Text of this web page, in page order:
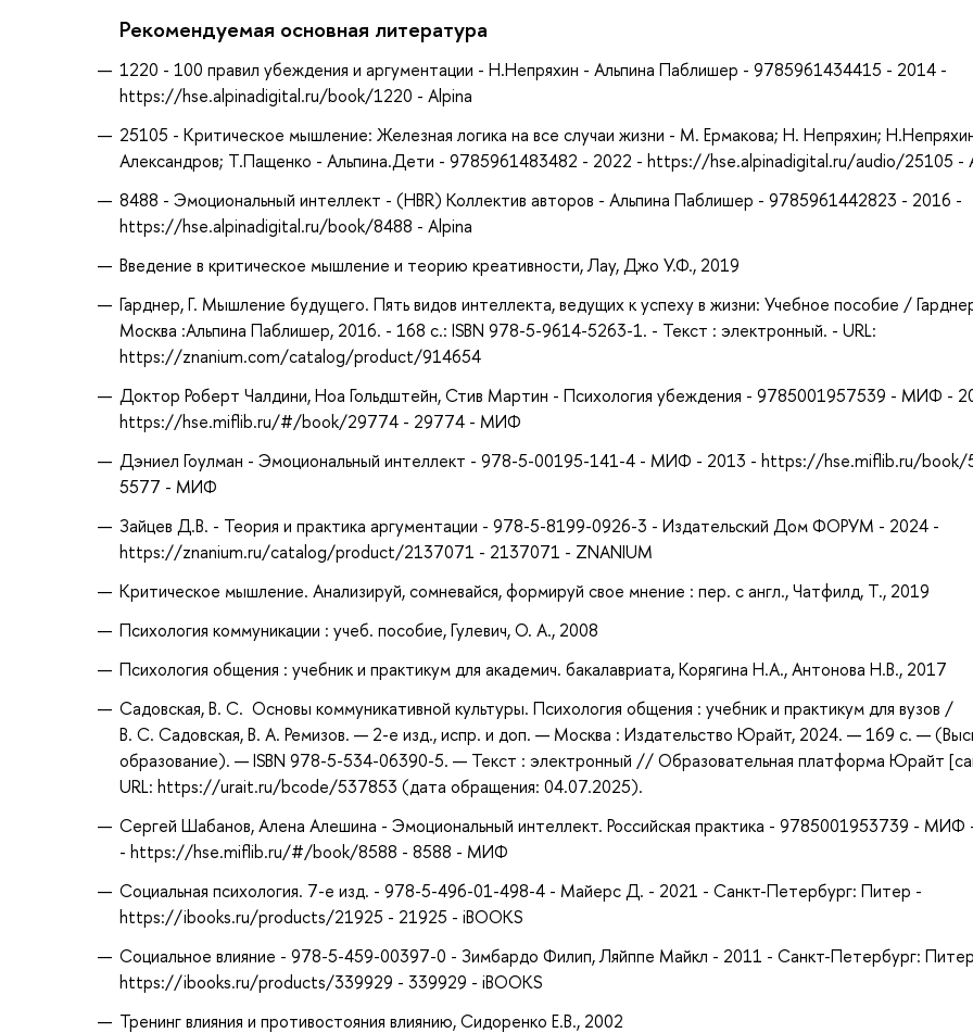
Рекомендуемая основная литература
1220 - 100 правил убеждения и аргументации - Н.Непряхин - Альпина Паблишер - 9785961434415 - 2014 -
https://hse.alpinadigital.ru/book/1220 - Alpina
25105 - Критическое мышление: Железная логика на все случаи жизни - М. Ермакова; Н. Непряхин;
Александров; Т.Пащенко - Альпина.Дети - 9785961483482 - 2022 - https://hse.alpinadigital.ru/audio/25105 -
8488 - Эмоциональный интеллект - (HBR) Коллектив авторов - Альпина Паблишер - 9785961442823 - 2016 -
https://hse.alpinadigital.ru/book/8488 - Alpina
Введение в критическое мышление и теорию креативности, Лау, Джо У.Ф., 2019
Гарднер, Г. Мышление будущего. Пять видов интеллекта, ведущих к успеху в жизни: Учебное пособие /
Москва :Альпина Паблишер, 2016. - 168 с.: ISBN 978-5-9614-5263-1. - Текст : электронный. - URL:
https://znanium.com/catalog/product/914654
Доктор Роберт Чалдини, Ноа Гольдштейн, Стив Мартин - Психология убеждения - 9785001957539 - МИФ -
https://hse.miflib.ru/#/book/29774 - 29774 - МИФ
Дэниел Гоулман - Эмоциональный интеллект - 978-5-00195-141-4 - МИФ - 2013 - https://hse.miflib.ru/
5577 - МИФ
Зайцев Д.В. - Теория и практика аргументации - 978-5-8199-0926-3 - Издательский Дом ФОРУМ - 2024 -
https://znanium.ru/catalog/product/2137071 - 2137071 - ZNANIUM
Критическое мышление. Анализируй, сомневайся, формируй свое мнение : пер. с англ., Чатфилд, Т., 2019
Психология коммуникации : учеб. пособие, Гулевич, О. А., 2008
Психология общения : учебник и практикум для академич. бакалавриата, Корягина Н.А., Антонова Н.В., 2017
Садовская, В. С. Основы коммуникативной культуры. Психология общения : учебник и практикум для вузов /
В. С. Садовская, В. А. Ремизов. — 2-е изд., испр. и доп. — Москва : Издательство Юрайт, 2024. — 169 с. —
образование). — ISBN 978-5-534-06390-5. — Текст : электронный // Образовательная платформа Юрайт
URL: https://urait.ru/bcode/537853 (дата обращения: 04.07.2025).
Сергей Шабанов, Алена Алешина - Эмоциональный интеллект. Российская практика - 9785001953739 - МИФ
- https://hse.miflib.ru/#/book/8588 - 8588 - МИФ
Социальная психология. 7-е изд. - 978-5-496-01-498-4 - Майерс Д. - 2021 - Санкт-Петербург: Питер -
https://ibooks.ru/products/21925 - 21925 - iBOOKS
Социальное влияние - 978-5-459-00397-0 - Зимбардо Филип, Ляйппе Майкл - 2011 - Санкт-Петербург:
https://ibooks.ru/products/339929 - 339929 - iBOOKS
Тренинг влияния и противостояния влиянию, Сидоренко Е.В., 2002